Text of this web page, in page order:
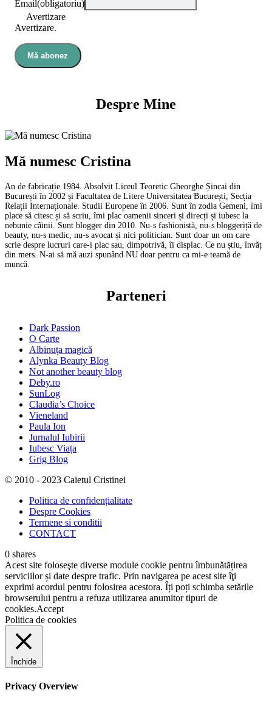
Email(obligatoriu)
Avertizare
Avertizare.
Mă abonez
Despre Mine
Mă numesc Cristina
An de fabricație 1984. Absolvit Liceul Teoretic Gheorghe Șincai din
București în 2002 și Facultatea de Litere Universitatea București, Secția
Relații Internaționale. Studii Europene în 2006. Sunt în zodia Gemeni, îmi
place să citesc și să scriu, îmi plac oamenii sinceri și direcți și iubesc la
nebunie câinii. Sunt blogger din 2010. Nu-s fashionistă, nu-s bloggeriță de
beauty, nu-s medic, nu-s avocat și nici politician. Sunt doar un om care
scrie despre lucruri care-i plac sau, dimpotrivă, îi displac. Ce nu știu, învăț
din mers. N-ai să mă auzi spunând NU doar pentru ca mi-e teamă de
muncă.
Parteneri
Dark Passion
O Carte
Albinuța magică
Alynka Beauty Blog
Not another beauty blog
Deby.ro
SunLog
Claudia’s Choice
Vieneland
Paula Ion
Jurnalul Iubirii
Iubesc Viața
Grig Blog
© 2010 - 2023 Caietul Cristinei
Politica de confidențialitate
Despre Cookies
Termene si conditii
CONTACT
0 shares
Acest site foloseşte diverse module cookie pentru îmbunătățirea
serviciilor și date despre trafic. Prin navigarea pe acest site îţi
exprimi acordul pentru folosirea acestora. Îți poți schimba setările
browserului pentru a refuza utilizarea anumitor tipuri de
cookies.Accept
Politica de cookies
Închide
Privacy Overview